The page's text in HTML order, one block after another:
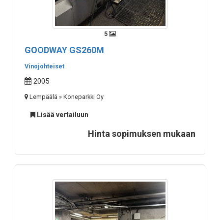
5
GOODWAY GS260M
Vinojohteiset
2005
Lempäälä » Koneparkki Oy
Lisää vertailuun
Hinta sopimuksen mukaan